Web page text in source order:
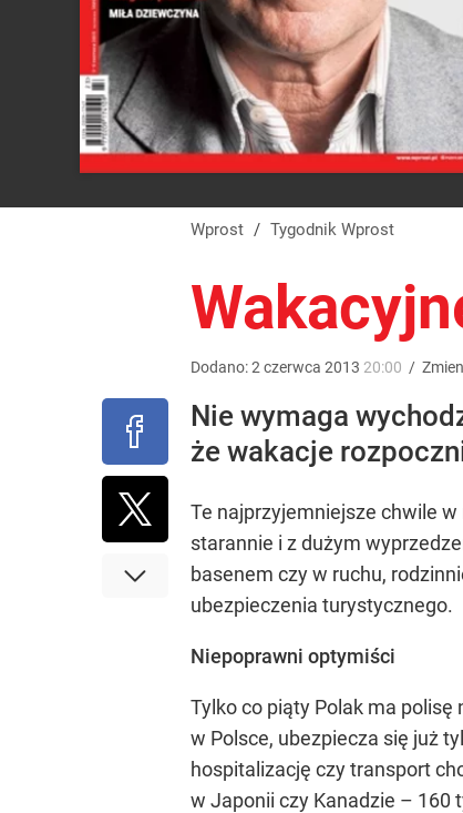
Wprost / Tygodnik Wprost
Dodano:2 czerwca 2013 20:00 /
Nie wymaga
że wakacje
Te najprzyjemniejsze chwile
starannie i z dużym
basenem czy w ruchu,
ubezpieczenia turystycznego.
Niepoprawni optymiści
Tylko co piąty Polak ma
w Polsce, ubezpiecza się już
hospitalizację czy transport
w Japonii czy Kanadzie – 160